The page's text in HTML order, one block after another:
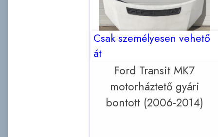
Csak személyesen vehető
át
Ford Transit MK7
motorháztető gyári
bontott (2006-2014)